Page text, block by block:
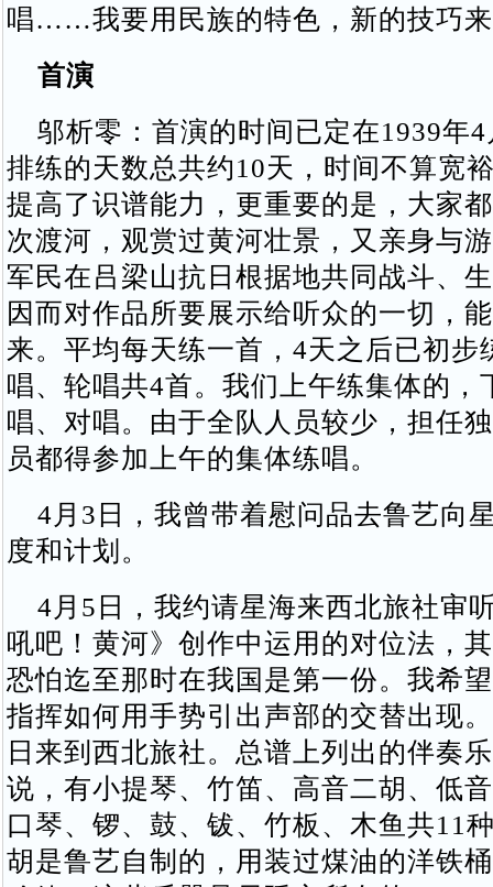
唱……我要用民族的特色，新的技巧
首演
邬析零：首演的时间已定在1939年4
排练的天数总共约10天，时间不算宽
提高了识谱能力，更重要的是，大家
次渡河，观赏过黄河壮景，又亲身与
军民在吕梁山抗日根据地共同战斗、
因而对作品所要展示给听众的一切，
来。平均每天练一首，4天之后已初步
唱、轮唱共4首。我们上午练集体的，
唱、对唱。由于全队人员较少，担任
员都得参加上午的集体练唱。
4月3日，我曾带着慰问品去鲁艺向
度和计划。
4月5日，我约请星海来西北旅社审
吼吧！黄河》创作中运用的对位法，
恐怕迄至那时在我国是第一份。我希
指挥如何用手势引出声部的交替出现
日来到西北旅社。总谱上列出的伴奏
说，有小提琴、竹笛、高音二胡、低
口琴、锣、鼓、钹、竹板、木鱼共11
胡是鲁艺自制的，用装过煤油的洋铁